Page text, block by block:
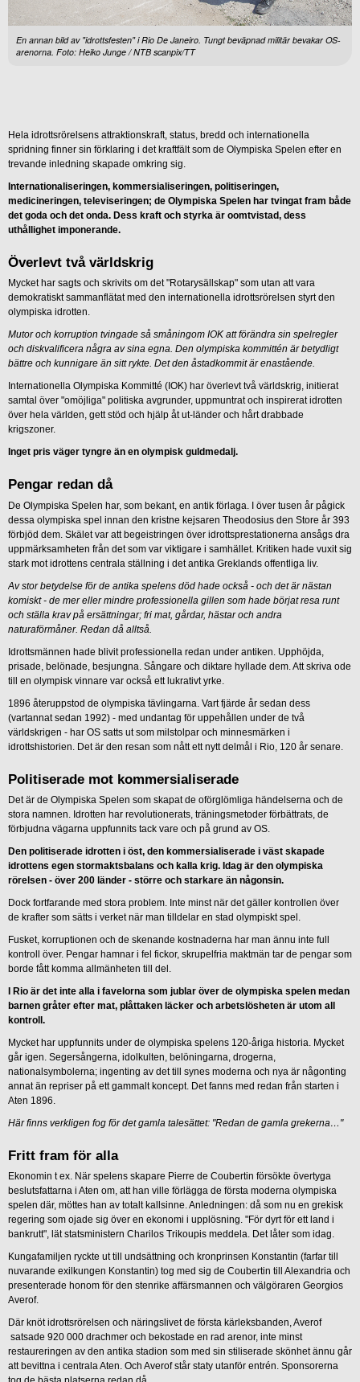
En annan bild av "idrottsfesten" i Rio De Janeiro. Tungt beväpnad militär bevakar OS-
arenorna. Foto: Heiko Junge / NTB scanpix/TT
Hela idrottsrörelsens attraktionskraft, status, bredd och internationella
spridning finner sin förklaring i det kraftfält som de Olympiska Spelen efter en
trevande inledning skapade omkring sig.
Internationaliseringen, kommersialiseringen, politiseringen,
medicineringen, televiseringen; de Olympiska Spelen har tvingat fram både
det goda och det onda. Dess kraft och styrka är oomtvistad, dess
uthållighet imponerande.
Överlevt två världskrig
Mycket har sagts och skrivits om det "Rotarysällskap" som utan att vara
demokratiskt sammanflätat med den internationella idrottsrörelsen styrt den
olympiska idrotten.
Mutor och korruption tvingade så småningom IOK att förändra sin spelregler
och diskvalificera några av sina egna. Den olympiska kommittén är betydligt
bättre och kunnigare än sitt rykte. Det den åstadkommit är enastående.
Internationella Olympiska Kommitté (IOK) har överlevt två världskrig, initierat
samtal över "omöjliga" politiska avgrunder, uppmuntrat och inspirerat idrotten
över hela världen, gett stöd och hjälp åt ut-länder och hårt drabbade
krigszoner.
Inget pris väger tyngre än en olympisk guldmedalj.
Pengar redan då
De Olympiska Spelen har, som bekant, en antik förlaga. I över tusen år pågick
dessa olympiska spel innan den kristne kejsaren Theodosius den Store år 393
förbjöd dem. Skälet var att begeistringen över idrottsprestationerna ansågs dra
uppmärksamheten från det som var viktigare i samhället. Kritiken hade vuxit sig
stark mot idrottens centrala ställning i det antika Greklands offentliga liv.
Av stor betydelse för de antika spelens död hade också - och det är nästan
komiskt - de mer eller mindre professionella gillen som hade börjat resa runt
och ställa krav på ersättningar; fri mat, gårdar, hästar och andra
naturaförmåner. Redan då alltså.
Idrottsmännen hade blivit professionella redan under antiken. Upphöjda,
prisade, belönade, besjungna. Sångare och diktare hyllade dem. Att skriva ode
till en olympisk vinnare var också ett lukrativt yrke.
1896 återuppstod de olympiska tävlingarna. Vart fjärde år sedan dess
(vartannat sedan 1992) - med undantag för uppehållen under de två
världskrigen - har OS satts ut som milstolpar och minnesmärken i
idrottshistorien. Det är den resan som nått ett nytt delmål i Rio, 120 år senare.
Politiserade mot kommersialiserade
Det är de Olympiska Spelen som skapat de oförglömliga händelserna och de
stora namnen. Idrotten har revolutionerats, träningsmetoder förbättrats, de
förbjudna vägarna uppfunnits tack vare och på grund av OS.
Den politiserade idrotten i öst, den kommersialiserade i väst skapade
idrottens egen stormaktsbalans och kalla krig. Idag är den olympiska
rörelsen - över 200 länder - större och starkare än någonsin.
Dock fortfarande med stora problem. Inte minst när det gäller kontrollen över
de krafter som sätts i verket när man tilldelar en stad olympiskt spel.
Fusket, korruptionen och de skenande kostnaderna har man ännu inte full
kontroll över. Pengar hamnar i fel fickor, skrupelfria maktmän tar de pengar som
borde fått komma allmänheten till del.
I Rio är det inte alla i favelorna som jublar över de olympiska spelen medan
barnen gråter efter mat, plåttaken läcker och arbetslösheten är utom all
kontroll.
Mycket har uppfunnits under de olympiska spelens 120-åriga historia. Mycket
går igen. Segersångerna, idolkulten, belöningarna, drogerna,
nationalsymbolerna; ingenting av det till synes moderna och nya är någonting
annat än repriser på ett gammalt koncept. Det fanns med redan från starten i
Aten 1896.
Här finns verkligen fog för det gamla talesättet: "Redan de gamla grekerna…"
Fritt fram för alla
Ekonomin t ex. När spelens skapare Pierre de Coubertin försökte övertyga
beslutsfattarna i Aten om, att han ville förlägga de första moderna olympiska
spelen där, möttes han av totalt kallsinne. Anledningen: då som nu en grekisk
regering som ojade sig över en ekonomi i upplösning. "För dyrt för ett land i
bankrutt", lät statsministern Charilos Trikoupis meddela. Det låter som idag.
Kungafamiljen ryckte ut till undsättning och kronprinsen Konstantin (farfar till
nuvarande exilkungen Konstantin) tog med sig de Coubertin till Alexandria och
presenterade honom för den stenrike affärsmannen och välgöraren Georgios
Averof.
Där knöt idrottsrörelsen och näringslivet de första kärleksbanden, Averof
satsade 920 000 drachmer och bekostade en rad arenor, inte minst
restaureringen av den antika stadion som med sin stiliserade skönhet ännu går
att bevittna i centrala Aten. Och Averof står staty utanför entrén. Sponsorerna